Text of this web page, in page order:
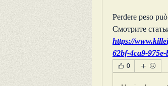
Perdere peso
Смотрите
https://
62bf-4ca9-
0